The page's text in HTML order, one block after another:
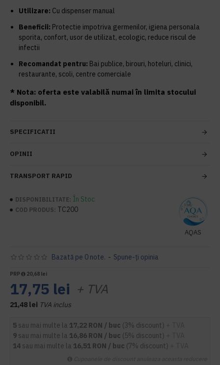
Utilizare: Cu dispenser manual
Beneficii: Protectie impotriva germenilor, igiena personala
sporita, confort, usor de utilizat, ecologic, reduce riscul de
infectii
Recomandat pentru: Bai publice, birouri, hoteluri, clinici,
restaurante, scoli, centre comerciale
* Nota: oferta este valabilă numai în limita stocului
disponibil.
SPECIFICATII
OPINII
TRANSPORT RAPID
DISPONIBILITATE: În Stoc
COD PRODUS: TC200
AQAS
Bazată pe 0 note. - Spune-ţi opinia
PRP 20,68 lei
17,75 lei + TVA
21,48 lei TVA inclus
5 sau mai multe la 17,22 RON / buc (3% discount)
9 sau mai multe la 16,86 RON / buc (5% discount)
14 sau mai multe la 16,51 RON / buc (7% discount)